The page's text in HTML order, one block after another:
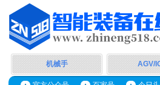
机械手 AGV/